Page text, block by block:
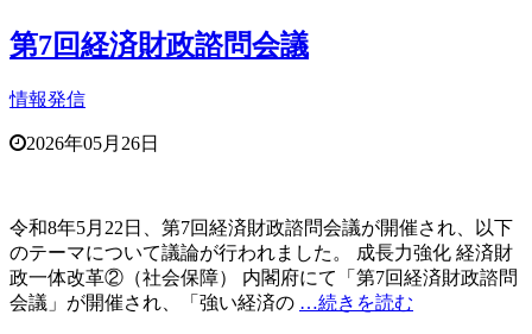
第7回経済財政諮問会議
情報発信
2026年05月26日
令和8年5月22日、第7回経済財政諮問会議が開催され、以下
のテーマについて議論が行われました。 成長力強化 経済財
政一体改革②（社会保障） 内閣府にて「第7回経済財政諮問
会議」が開催され、「強い経済の …続きを読む